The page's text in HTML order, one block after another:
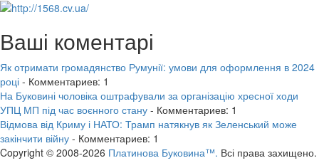
Ваші коментарі
Як отримати громадянство Румунії: умови для оформлення в 2024
році - Комментариев: 1
На Буковині чоловіка оштрафували за організацію хресної ходи
УПЦ МП під час воєнного стану - Комментариев: 1
Відмова від Криму і НАТО: Трамп натякнув як Зеленський може
закінчити війну - Комментариев: 1
Copyright © 2008-2026 Платинова Буковина™. Всі права захищено.